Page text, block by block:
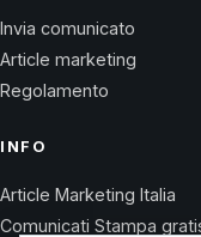
Invia comunicato
Article marketing
Regolamento
INFO
Article Marketing Italia
Comunicati Stampa